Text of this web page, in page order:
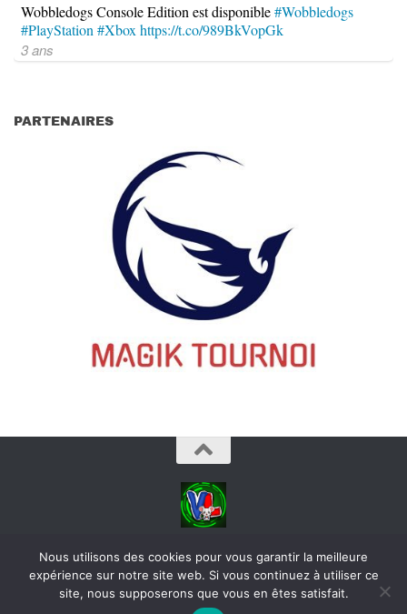
Wobbledogs Console Edition est disponible#Wobbledogs
#PlayStation #Xbox https://t.co/989BkVopGk
3 ans
PARTENAIRES
videoludos © 2026. Tous droits réservés.
Nous utilisons des cookies pour vous garantir la meilleure
expérience sur notre site web. Si vous continuez à utiliser ce
site, nous supposerons que vous en êtes satisfait.